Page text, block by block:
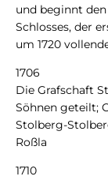
und beginnt
Schlosses, der
um 1720
1706
Die Grafschaft
Söhnen geteilt;
Stolberg-
Roßla
1710